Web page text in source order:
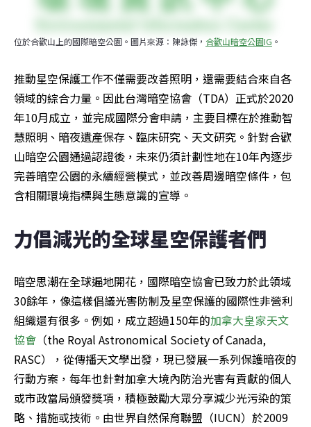
位於合歡山上的國際暗空公園。圖片來源：陳詠傑， 合歡山暗空公園IG 。
推動星空保護工作不僅需要改善照明，還需要結合來自各
領域的綜合力量。因此台灣暗空協會（TDA）正式於2020
年10月成立，並完成國際分會申請，主要目標在於推動智
慧照明、暗夜遺產保存、臨床研究、天文研究。針對合歡
山暗空公園通過認證後，未來仍須計劃性地在10年內逐步
完善暗空公園的永續經營模式，並改善周邊暗空條件，包
含相關環境指標與生態意識的宣導。
力倡減光的全球星空保護者們
暗空思潮在全球遍地開花，國際暗空協會已致力於此領域
30餘年，像這樣倡議光害防制及星空保護的國際性非營利
組織還有很多。例如，成立超過150年的加拿大皇家天文
協會 （the Royal Astronomical Society of Canada,
RASC），從傳播天文學出發，現已發展一系列保護暗夜的
行動方案，每年也針對加拿大境內防治光害有貢獻的個人
或市政當局頒發獎項，積極鼓勵大眾分享減少光污染的策
略、措施或技術。由世界自然保育聯盟（IUCN）於2009